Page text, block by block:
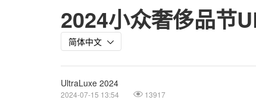
2024小众奢侈品节
简体中文
UltraLuxe 2024
2024-07-15 13:54 13917